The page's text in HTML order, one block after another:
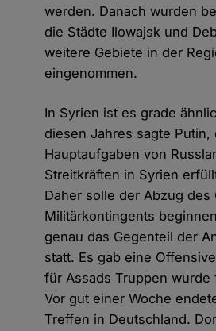
werden. Danach wurden
die Städte Ilowajsk und
weitere Gebiete in der
eingenommen.
In Syrien ist es grade
diesen Jahres sagte Putin,
Hauptaufgaben von
Streitkräften in Syrien
Daher solle der Abzug des
Militärkontingents
genau das Gegenteil der
statt. Es gab eine
für Assads Truppen wurde
Vor gut einer Woche
Treffen in Deutschland.